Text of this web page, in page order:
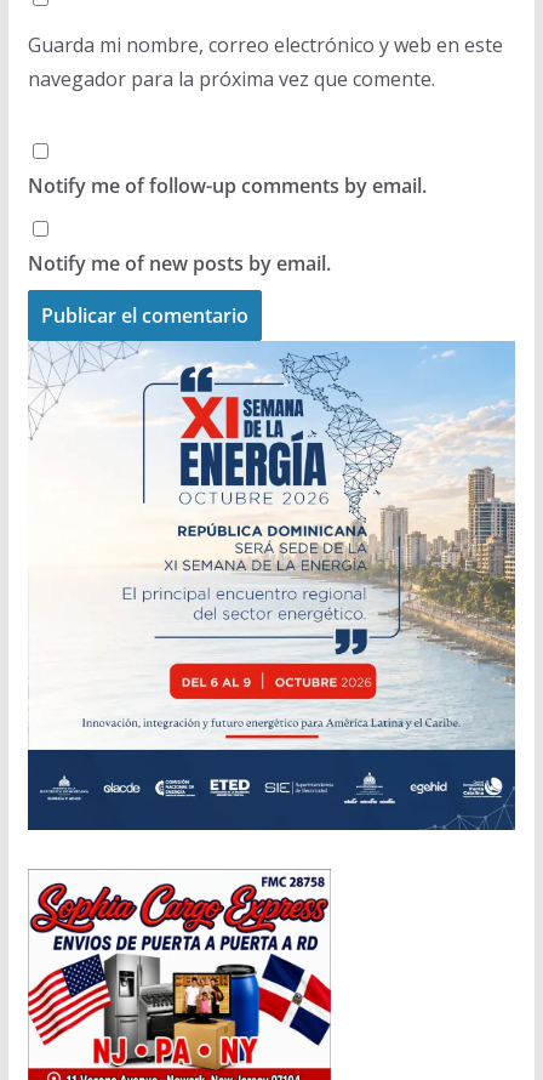
Guarda mi nombre, correo electrónico y web en este
navegador para la próxima vez que comente.
Notify me of follow-up comments by email.
Notify me of new posts by email.